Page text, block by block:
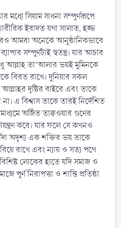
মধ্যে সিয়াম সাধনা সম্পূর্ণরূপে
ইবাদত যথা সালাত, হজ্জ
আমরা অনেকে আনুষ্ঠানিকভাবে
সম্পূর্ণটাই স্বতন্ত্র। যার আচার
আল্লাহ তা‘আলার ভয়ই মুমিনকে
বিরত রাখে। দুনিয়ার সকল
দৃষ্টির বাইরে এবং তাকে
এ বিশ্বাস তাকে তারই নির্দেশিত
অর্জিত তাক্বওয়ার গুণের
করে। যার ফলে সে কখনও
অদৃশ্য এক শক্তির ভয় তাকে
রাখে এবং ন্যায় ও সত্য পথে
লোকের হাতে যদি সমাজ ও
পূর্ণ নিরাপত্তা ও শান্তি প্রতিষ্ঠা